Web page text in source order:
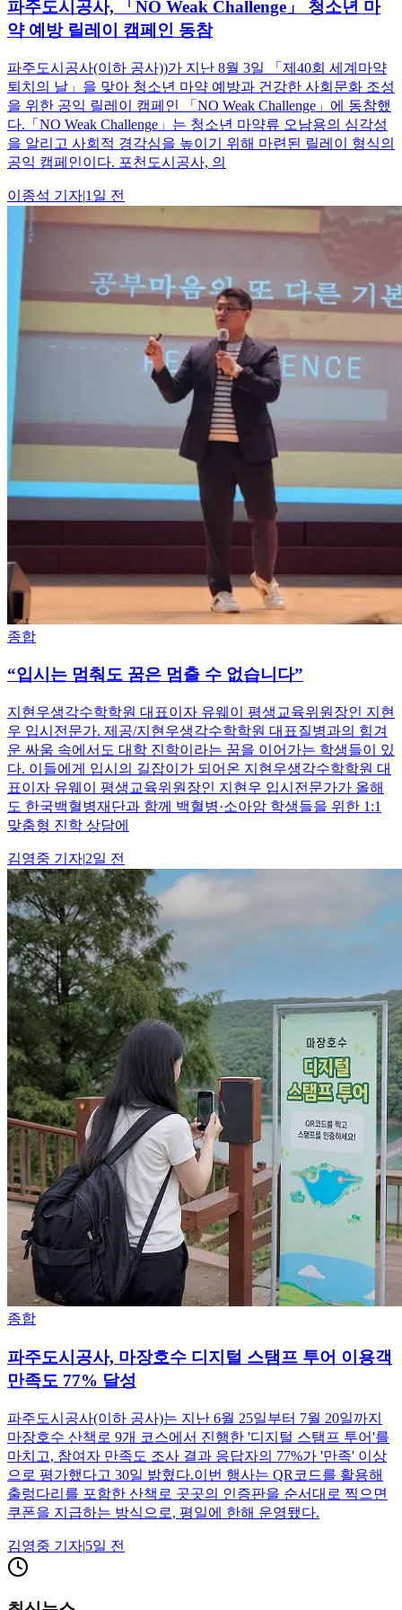
파주도시공사, 「NO Weak Challenge」 청소년 마
약 예방 릴레이 캠페인 동참
파주도시공사(이하 공사))가 지난 8월 3일 「제40회 세계마약
퇴치의 날」을 맞아 청소년 마약 예방과 건강한 사회문화 조성
을 위한 공익 릴레이 캠페인 「NO Weak Challenge」에 동참했
다.「NO Weak Challenge」는 청소년 마약류 오남용의 심각성
을 알리고 사회적 경각심을 높이기 위해 마련된 릴레이 형식의
공익 캠페인이다. 포천도시공사, 의
이종석 기자|1일 전
종합
“입시는 멈춰도 꿈은 멈출 수 없습니다”
지현우생각수학학원 대표이자 유웨이 평생교육위원장인 지현
우 입시전문가. 제공/지현우생각수학학원 대표질병과의 힘겨
운 싸움 속에서도 대학 진학이라는 꿈을 이어가는 학생들이 있
다. 이들에게 입시의 길잡이가 되어온 지현우생각수학학원 대
표이자 유웨이 평생교육위원장인 지현우 입시전문가가 올해
도 한국백혈병재단과 함께 백혈병·소아암 학생들을 위한 1:1
맞춤형 진학 상담에
김영중 기자|2일 전
종합
파주도시공사, 마장호수 디지털 스탬프 투어 이용객
만족도 77% 달성
파주도시공사(이하 공사)는 지난 6월 25일부터 7월 20일까지
마장호수 산책로 9개 코스에서 진행한 '디지털 스탬프 투어'를
마치고, 참여자 만족도 조사 결과 응답자의 77%가 '만족' 이상
으로 평가했다고 30일 밝혔다.이번 행사는 QR코드를 활용해
출렁다리를 포함한 산책로 곳곳의 인증판을 순서대로 찍으면
쿠폰을 지급하는 방식으로, 평일에 한해 운영됐다.
김영중 기자|5일 전